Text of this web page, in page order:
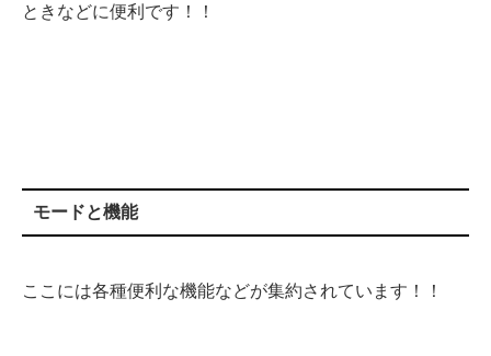
ときなどに便利です！！
モードと機能
ここには各種便利な機能などが集約されています！！